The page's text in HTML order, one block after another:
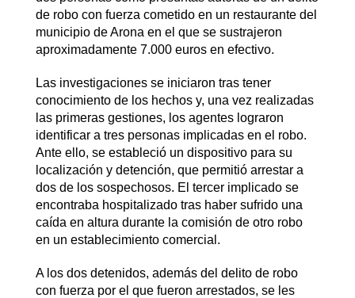
de robo con fuerza cometido en un restaurante del
municipio de Arona en el que se sustrajeron
aproximadamente 7.000 euros en efectivo.
Las investigaciones se iniciaron tras tener
conocimiento de los hechos y, una vez realizadas
las primeras gestiones, los agentes lograron
identificar a tres personas implicadas en el robo.
Ante ello, se estableció un dispositivo para su
localización y detención, que permitió arrestar a
dos de los sospechosos. El tercer implicado se
encontraba hospitalizado tras haber sufrido una
caída en altura durante la comisión de otro robo
en un establecimiento comercial.
A los dos detenidos, además del delito de robo
con fuerza por el que fueron arrestados, se les